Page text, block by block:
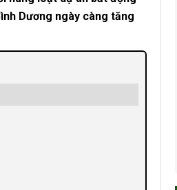
Dương ngày càng tăng